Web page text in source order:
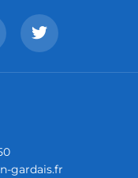
gardais.fr